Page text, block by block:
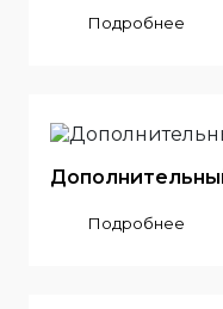
Подробнее
Подробнее